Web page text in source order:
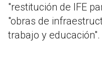
"restitución de IFE
"obras de
trabajo y educación".